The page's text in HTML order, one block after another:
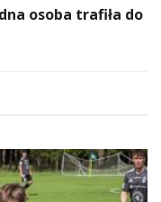
osoba trafiła do